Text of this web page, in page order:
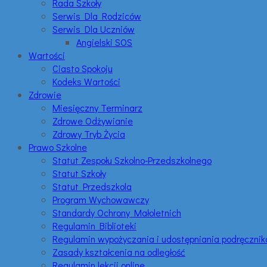
Rada Szkoły
Serwis Dla Rodziców
Serwis Dla Uczniów
Angielski SOS
Wartości
Ciasto Spokoju
Kodeks Wartości
Zdrowie
Miesięczny Terminarz
Zdrowe Odżywianie
Zdrowy Tryb Życia
Prawo Szkolne
Statut Zespołu Szkolno-Przedszkolnego
Statut Szkoły
Statut Przedszkola
Program Wychowawczy
Standardy Ochrony Małoletnich
Regulamin Biblioteki
Regulamin wypożyczania i udostępniania
Zasady kształcenia na odległość